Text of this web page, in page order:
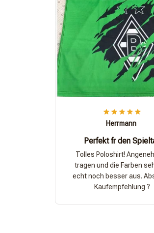
Herrmann
Perfekt fr den
Tolles Poloshirt!
tragen und die Farben
echt noch besser aus.
Kaufempfehlung ?